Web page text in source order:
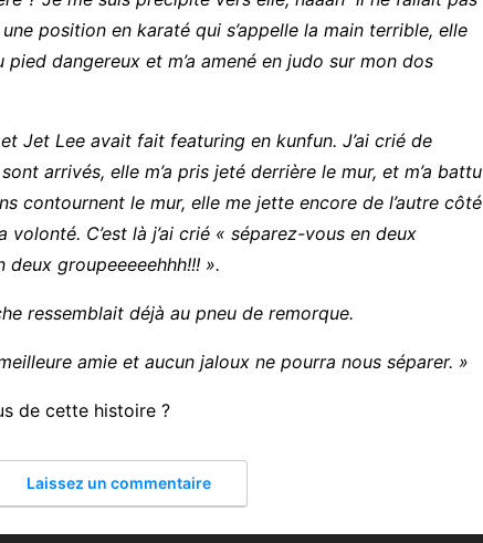
position en karaté qui s’appelle la main terrible, elle
pied dangereux et m’a amené en judo sur mon dos
et Jet Lee avait fait featuring en kunfun. J’ai crié de
arrivés, elle m’a pris jeté derrière le mur, et m’a battu
contournent le mur, elle me jette encore de l’autre côté
volonté. C’est là j’ai crié « séparez-vous en deux
groupeeeeehhh!!! ».
ressemblait déjà au pneu de remorque.
amie et aucun jaloux ne pourra nous séparer. »
de cette histoire ?
Laissez un commentaire